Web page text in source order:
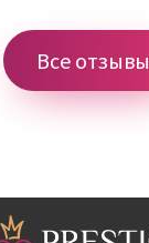
Все отзывы